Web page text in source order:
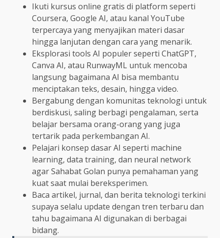
Ikuti kursus online gratis di platform seperti
Coursera, Google AI, atau kanal YouTube
terpercaya yang menyajikan materi dasar
hingga lanjutan dengan cara yang menarik.
Eksplorasi tools AI populer seperti ChatGPT,
Canva AI, atau RunwayML untuk mencoba
langsung bagaimana AI bisa membantu
menciptakan teks, desain, hingga video.
Bergabung dengan komunitas teknologi untuk
berdiskusi, saling berbagi pengalaman, serta
belajar bersama orang-orang yang juga
tertarik pada perkembangan AI.
Pelajari konsep dasar AI seperti machine
learning, data training, dan neural network
agar Sahabat Golan punya pemahaman yang
kuat saat mulai bereksperimen.
Baca artikel, jurnal, dan berita teknologi terkini
supaya selalu update dengan tren terbaru dan
tahu bagaimana AI digunakan di berbagai
bidang.